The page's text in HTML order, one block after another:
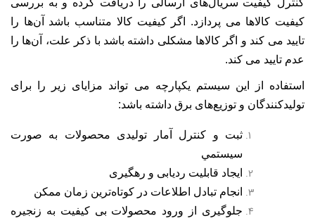
كنترل كيفيت سريال‌های ارسالی را دريافت كرده و به بررسی
كيفيت كالاها می پردازد. اگر كيفيت كالا متناسب باشد آن‌ها را
تاييد می كند و اگر كالاها مشكلی داشته باشد با ذكر علت، آن‌ها را
عدم تاييد می كند.
استفاده از اين سيستم يكپارچه می تواند مزايای زير را برای
توليد‌كنندگان و توزيع‌های برق داشته باشد:
ثبت و كنترل آمار توليدی محصولات به صورت
سيستمي
ايجاد قابليت رديابی و رهگيری
انجام تبادل اطلاعات در كوتاه‌ترين زمان ممكن
جلوگيری از ورود محصولات بی كيفيت به زنجيره